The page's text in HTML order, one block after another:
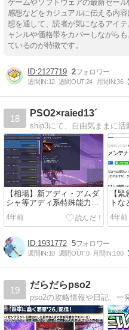
ゲームやソフトウェアの最新セー
感想などをカジュアルに伝える内
想を通して、読者が気になるアイ
ャンルや価格帯をカバーしながら
ているのが特徴です。
2127719 2
週間IN:12 週間OUT:24 月間IN:36
18
PSO2×raied13´
ship3にて、自由気ままに活
【相場】新アディ・アムダ
シャ等アディ系特殊能力の
価格/AC支援アイテムセレ
クト4【PSO2:NGS】
4年前
【
ト
常
対策
4年前
1931772 5
週間IN:10 週間OUT:0 月間IN:100
19
だらだらpso2
pso2の攻略情報や日記、一